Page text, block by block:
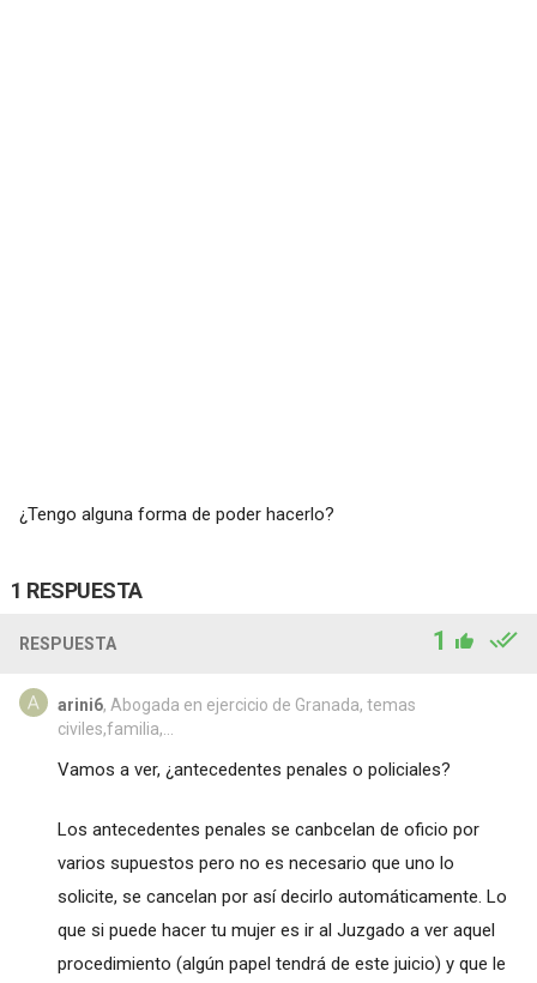
¿Tengo alguna forma de poder hacerlo?
1 RESPUESTA
RESPUESTA 1
arini6, Abogada en ejercicio de Granada, temas
civiles,familia,...
Vamos a ver, ¿antecedentes penales o policiales?
Los antecedentes penales se canbcelan de oficio por
varios supuestos pero no es necesario que uno lo
solicite, se cancelan por así decirlo automáticamente. Lo
que si puede hacer tu mujer es ir al Juzgado a ver aquel
procedimiento (algún papel tendrá de este juicio) y que le